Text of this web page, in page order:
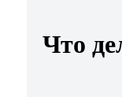
Что